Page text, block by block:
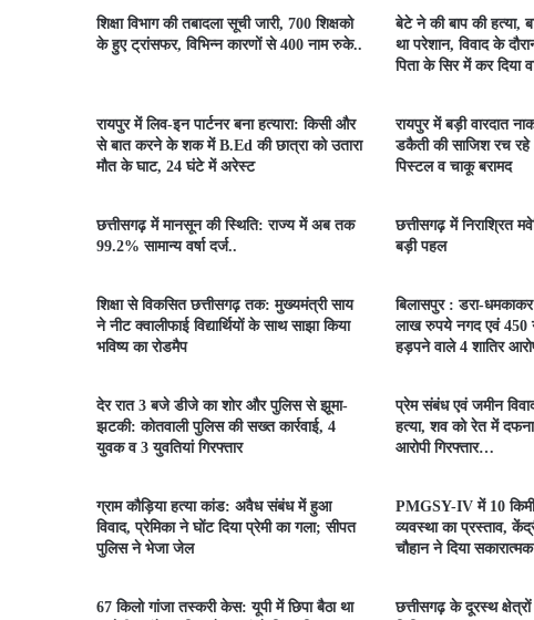
शिक्षा विभाग की तबादला सूची जारी, 700 शिक्षको
के हुए ट्रांसफर, विभिन्न कारणों से 400 नाम रुके..
बेटे ने की बाप की हत्या,
था परेशान, विवाद के
पिता के सिर में कर दिया
रायपुर में लिव-इन पार्टनर बना हत्यारा: किसी और
से बात करने के शक में B.Ed की छात्रा को उतारा
मौत के घाट, 24 घंटे में अरेस्ट
रायपुर में बड़ी वारदात
डकैती की साजिश रच रहे
पिस्टल व चाकू बरामद
छत्तीसगढ़ में मानसून की स्थिति: राज्य में अब तक
99.2% सामान्य वर्षा दर्ज..
छत्तीसगढ़ में निराश्रित
बड़ी पहल
शिक्षा से विकसित छत्तीसगढ़ तक: मुख्यमंत्री साय
ने नीट क्वालीफाई विद्यार्थियों के साथ साझा किया
भविष्य का रोडमैप
बिलासपुर : डरा-
लाख रुपये नगद एवं 450
हड़पने वाले 4 शातिर
देर रात 3 बजे डीजे का शोर और पुलिस से झूमा-
झटकी: कोतवाली पुलिस की सख्त कार्रवाई, 4
युवक व 3 युवतियां गिरफ्तार
प्रेम संबंध एवं जमीन
हत्या, शव को रेत में
आरोपी गिरफ्तार…
ग्राम कौड़िया हत्या कांड: अवैध संबंध में हुआ
विवाद, प्रेमिका ने घोंट दिया प्रेमी का गला; सीपत
पुलिस ने भेजा जेल
PMGSY-IV में 10
व्यवस्था का प्रस्ताव,
चौहान ने दिया
67 किलो गांजा तस्करी केस: यूपी में छिपा बैठा था
छत्तीसगढ़ के दूरस्थ